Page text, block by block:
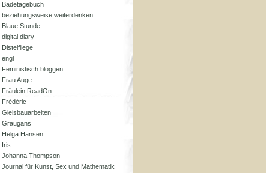
Badetagebuch
beziehungsweise weiterdenken
Blaue Stunde
digital diary
Distelfliege
engl
Feministisch bloggen
Frau Auge
Fräulein ReadOn
Frédéric
Gleisbauarbeiten
Graugans
Helga Hansen
Iris
Johanna Thompson
Journal für Kunst, Sex und Mathematik